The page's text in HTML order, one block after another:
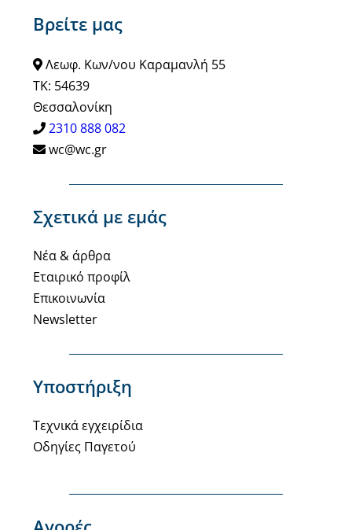
Βρείτε μας
Λεωφ. Κων/νου Καραμανλή 55
ΤΚ: 54639
Θεσσαλονίκη
2310 888 082
wc@wc.gr
Σχετικά με εμάς
Νέα & άρθρα
Εταιρικό προφίλ
Επικοινωνία
Newsletter
Υποστήριξη
Τεχνικά εγχειρίδια
Οδηγίες Παγετού